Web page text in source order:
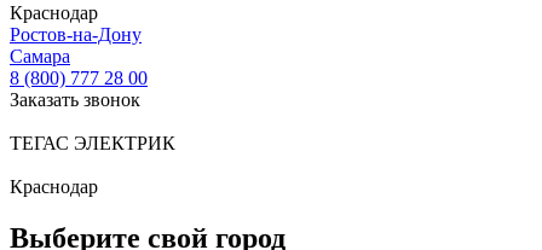
Краснодар
Ростов-на-Дону
Самара
8 (800) 777 28 00
Заказать звонок
ТЕГАС ЭЛЕКТРИК
Краснодар
Выберите свой город